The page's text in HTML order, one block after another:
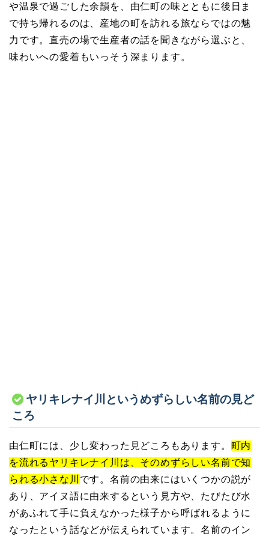
や温泉で過ごした余韻を、由仁町の味とともに後日ま
で持ち帰れるのは、産地の町を訪れる旅ならではの魅
力です。直売の場で生産者の話を聞きながら選ぶと、
味わいへの愛着もいっそう深まります。
ヤリキレナイ川というめずらしい名前の見ど
ころ
由仁町には、少し変わった見どころもあります。 町内
を流れるヤリキレナイ川は、そのめずらしい名前で知
られる小さな川 です。名前の由来にはいくつかの説が
あり、アイヌ語に由来するという見方や、たびたび水
があふれて手に負えなかった様子から呼ばれるように
なったという話などが伝えられています。名前のイン